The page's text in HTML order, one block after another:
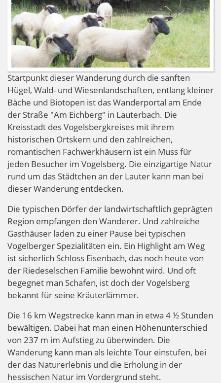
Startpunkt dieser Wanderung durch die sanften
Hügel, Wald- und Wiesenlandschaften, entlang kleiner
Bäche und Biotopen ist das Wanderportal am Ende
der Straße "Am Eichberg" in Lauterbach. Die
Kreisstadt des Vogelsbergkreises mit ihrem
historischen Ortskern und den zahlreichen,
romantischen Fachwerkhäusern ist ein Muss für
jeden Besucher im Vogelsberg. Die einzigartige Natur
rund um das Städtchen an der Lauter kann man bei
dieser Wanderung entdecken.
Die typischen Dörfer der landwirtschaftlich geprägten
Region empfangen den Wanderer. Und zahlreiche
Gasthäuser laden zu einer Pause bei typischen
Vogelberger Spezialitäten ein. Ein Highlight am Weg
ist sicherlich Schloss Eisenbach, das noch heute von
der Riedeselschen Familie bewohnt wird. Und oft
begegnet man Schafen, ist doch der Vogelsberg
bekannt für seine Kräuterlämmer.
Die 16 km Wegstrecke kann man in etwa 4 ½ Stunden
bewältigen. Dabei hat man einen Höhenunterschied
von 237 m im Aufstieg zu überwinden. Die
Wanderung kann man als leichte Tour einstufen, bei
der das Naturerlebnis und die Erholung in der
hessischen Natur im Vordergrund steht.